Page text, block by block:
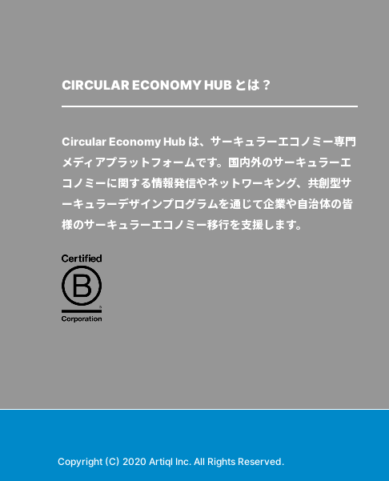
CIRCULAR ECONOMY HUB とは？
Circular Economy Hub は、サーキュラーエコノミー専門
メディアプラットフォームです。国内外のサーキュラーエ
コノミーに関する情報発信やネットワーキング、共創型サ
ーキュラーデザインプログラムを通じて企業や自治体の皆
様のサーキュラーエコノミー移行を支援します。
Copyright (C) 2020 Artiql Inc. All Rights Reserved.